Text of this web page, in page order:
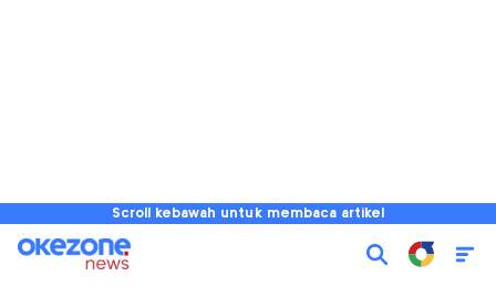
Scroll kebawah untuk membaca artikel